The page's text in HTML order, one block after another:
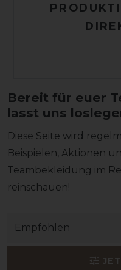
Bereit für euer
lasst uns
Diese Seite wird
Beispielen, Aktionen
Teambekleidung im
reinschauen!